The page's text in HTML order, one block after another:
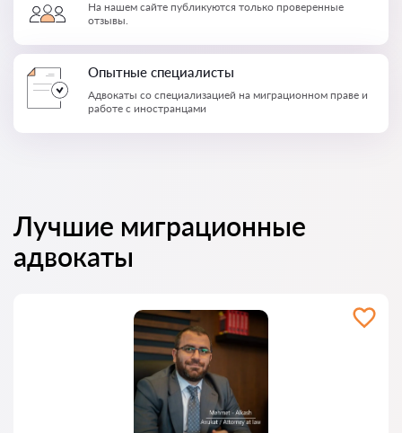
На нашем сайте публикуются только проверенные
отзывы.
Опытные специалисты
Адвокаты со специализацией на миграционном праве и
работе с иностранцами
Лучшие миграционные
адвокаты